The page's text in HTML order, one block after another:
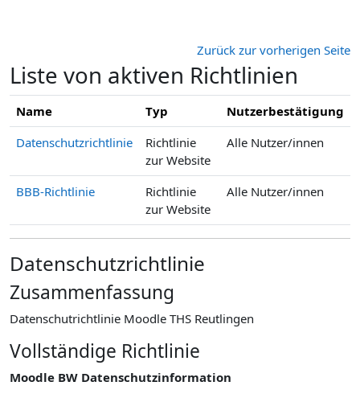
Zurück zur vorherigen Seite
Liste von aktiven Richtlinien
Name Typ
Nutzerbestätigung
Datenschutzrichtlinie
Richtlinie
zur Website
Alle Nutzer/innen
BBB-Richtlinie
Richtlinie
zur Website
Alle Nutzer/innen
Datenschutzrichtlinie
Zusammenfassung
Datenschutrichtlinie Moodle THS Reutlingen
Vollständige Richtlinie
Moodle BW Datenschutzinformation